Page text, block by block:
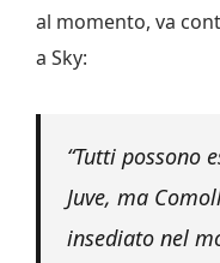
al momento, va
a Sky:
“Tutti possono
Juve, ma
insediato nel